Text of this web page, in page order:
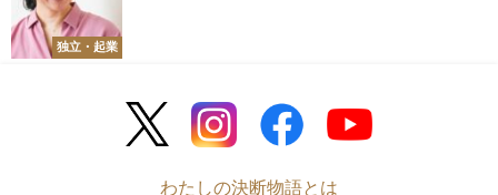
独立・起業
わたしの決断物語とは